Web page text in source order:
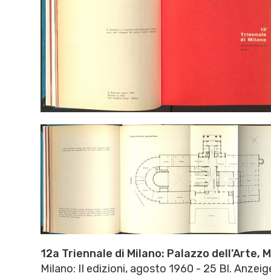
12a Triennale di Milano: Palazzo dell’Arte,
Milano: II edizioni, agosto 1960 - 25 Bl.